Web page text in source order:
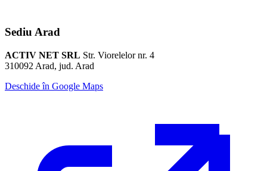
Sediu Arad
ACTIV NET SRL Str. Viorelelor nr. 4
310092 Arad, jud. Arad
Deschide în Google Maps